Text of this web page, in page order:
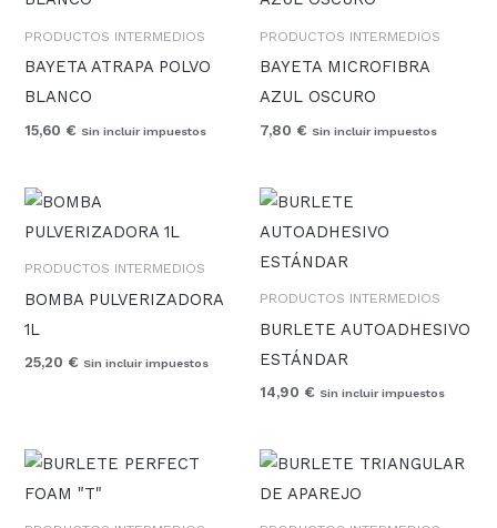
PRODUCTOS INTERMEDIOS
BAYETA ATRAPA POLVO
BLANCO
15,60 € Sin incluir impuestos
PRODUCTOS INTERMEDIOS
BAYETA MICROFIBRA
AZUL OSCURO
7,80 € Sin incluir impuestos
PRODUCTOS INTERMEDIOS
BOMBA PULVERIZADORA
1L
25,20 € Sin incluir impuestos
PRODUCTOS INTERMEDIOS
BURLETE AUTOADHESIVO
ESTÁNDAR
14,90 € Sin incluir impuestos